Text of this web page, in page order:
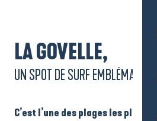
LA GOVELLE,
UN SPOT DE SURF
C’est l’une des plages les plus